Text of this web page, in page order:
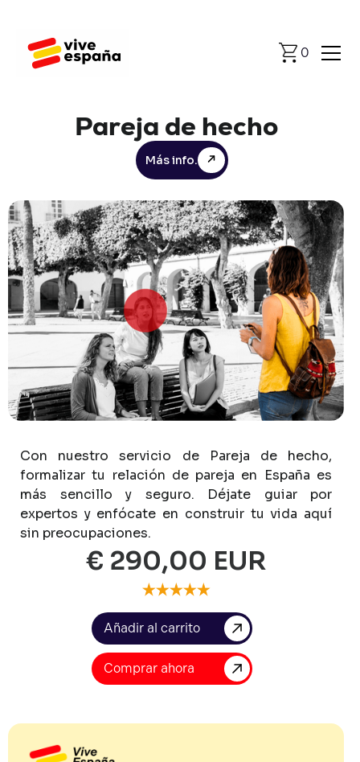
0
Pareja de hecho
Más info.
Con nuestro servicio de Pareja de
hecho,
formalizar tu relación de pareja en España es
más
sencillo y seguro. Déjate guiar
por
expertos y enfócate en construir tu vida aquí
sin preocupaciones.
€ 290,00 EUR
Comprar ahora